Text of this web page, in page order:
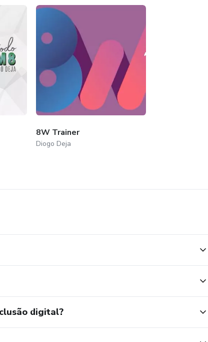
8W Trainer
Diogo Deja
digital?